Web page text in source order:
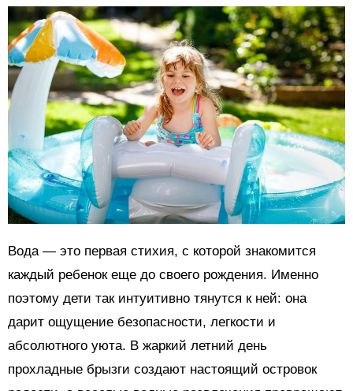
Вода — это первая стихия, с которой знакомится
каждый ребенок еще до своего рождения. Именно
поэтому дети так интуитивно тянутся к ней: она
дарит ощущение безопасности, легкости и
абсолютного уюта. В жаркий летний день
прохладные брызги создают настоящий островок